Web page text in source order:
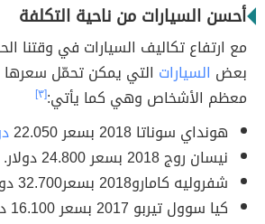
أحسن السيارات من ناحية التكلفة
مع ارتفاع تكاليف السيارات في وقتنا
بعض السيارات التي يمكن تحمّل
معظم الأشخاص وهي كما يأتي:[٣]
هونداي سوناتا 2018 بسعر 22.050
نيسان روج 2018 بسعر 24.800 دولار.
شفروليه كامارو2018 بسعر32.700 دولار.
كيا سوول تيربو 2017 بسعر 16.100 دولار.